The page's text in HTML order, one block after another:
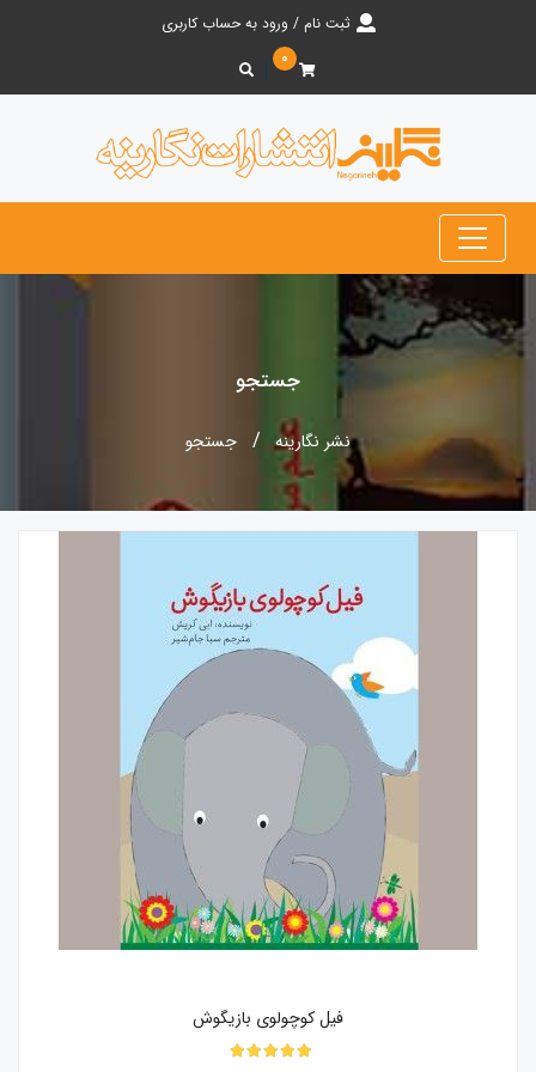
ثبت نام / ورود به حساب کاربری
۰
جستجو
نشر نگارینه جستجو
فیل کوچولوی بازیگوش